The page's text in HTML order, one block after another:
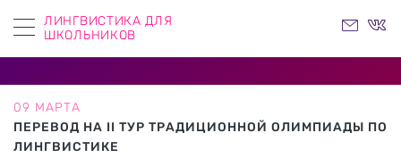
ЛИНГВИСТИКА ДЛЯ
ШКОЛЬНИКОВ
09 МАРТА
ПЕРЕВОД НА II ТУР ТРАДИЦИОННОЙ ОЛИМПИАДЫ ПО
ЛИНГВИСТИКЕ